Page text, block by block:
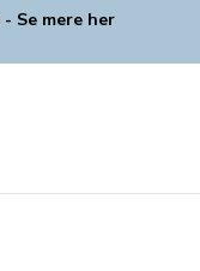
Se mere her